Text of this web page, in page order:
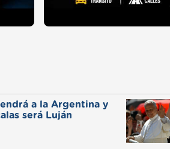
a la Argentina y
será Luján